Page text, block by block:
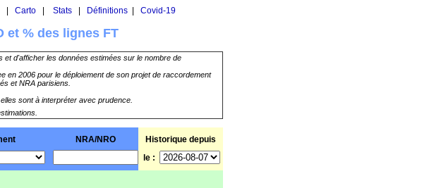
| Carto| Stats| Définitions| Covid-19
et % des lignes FT
d'afficher les données estimées sur le nombre de
en 2006 pour le déploiement de son projet de raccordement
et NRA parisiens.
sont à interpréter avec prudence.
NRA/NRO
Historique depuis
le :